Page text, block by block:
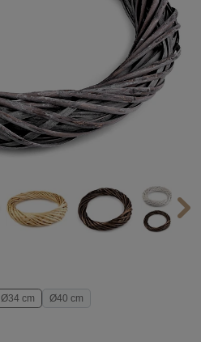
Ø34 cm Ø40 cm